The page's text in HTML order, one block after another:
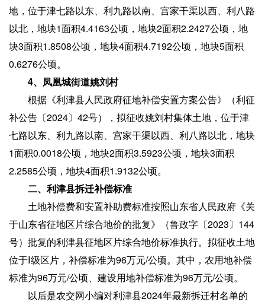
地，位于津七路以东、利九路以南、宫家干渠以西、利八路
以北，地块1面积4.4163公顷，地块2面积2.2427公顷，地
块3面积1.8508公顷，地块4面积4.7192公顷，地块5面积
0.6276公顷。
4、凤凰城街道姚刘村
根据《利津县人民政府征地补偿安置方案公告》（利征
补公告〔2024〕42号），拟征收姚刘村集体土地，位于津
七路以东、利九路以南、宫家干渠以西、利八路以北，地块
1面积0.0018公顷，地块2面积3.5923公顷，地块3面积
2.2585公顷，地块4面积1.9132公顷。
二、利津县拆迁补偿标准
土地补偿费和安置补助费标准按照山东省人民政府《关
于山东省征地区片综合地价的批复》（鲁政字〔2023〕144
号）批复的利津县征地区片综合地价标准执行。拟征收土地
位于Ⅰ级区片，补偿标准为96万元/公顷。其中，农用地补偿
标准为96万元/公顷、建设用地补偿标准为96万元/公顷。
以后是农交网小编对利津县2024年最新拆迁村名单的